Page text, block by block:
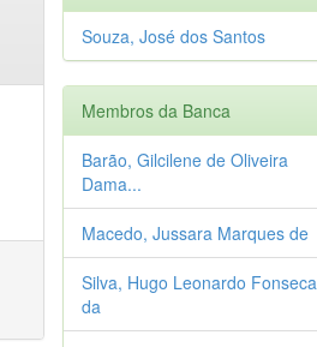
Souza, José dos Santos
Membros da Banca
Barão, Gilcilene de Oliveira
Dama...
Macedo, Jussara Marques de
Silva, Hugo Leonardo Fonseca
da